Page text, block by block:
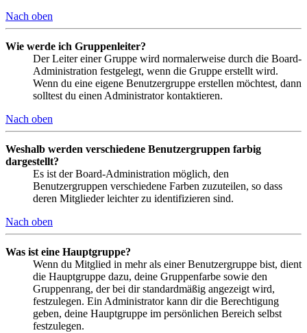
Nach oben
Wie werde ich Gruppenleiter?
Der Leiter einer Gruppe wird normalerweise durch die Board-
Administration festgelegt, wenn die Gruppe erstellt wird.
Wenn du eine eigene Benutzergruppe erstellen möchtest, dann
solltest du einen Administrator kontaktieren.
Nach oben
Weshalb werden verschiedene Benutzergruppen farbig
dargestellt?
Es ist der Board-Administration möglich, den
Benutzergruppen verschiedene Farben zuzuteilen, so dass
deren Mitglieder leichter zu identifizieren sind.
Nach oben
Was ist eine Hauptgruppe?
Wenn du Mitglied in mehr als einer Benutzergruppe bist, dient
die Hauptgruppe dazu, deine Gruppenfarbe sowie den
Gruppenrang, der bei dir standardmäßig angezeigt wird,
festzulegen. Ein Administrator kann dir die Berechtigung
geben, deine Hauptgruppe im persönlichen Bereich selbst
festzulegen.